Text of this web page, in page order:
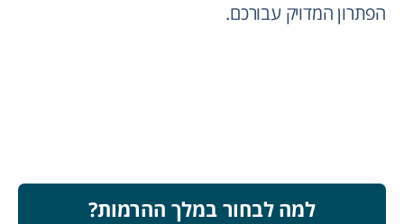
הפתרון המדויק עבורכם.
למה לבחור במלך ההרמות?